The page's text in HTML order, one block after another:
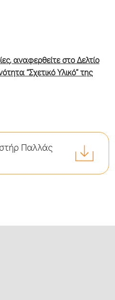
αναφερθείτε στο Δελτίο
“Σχετικό Υλικό” της
Παλλάς